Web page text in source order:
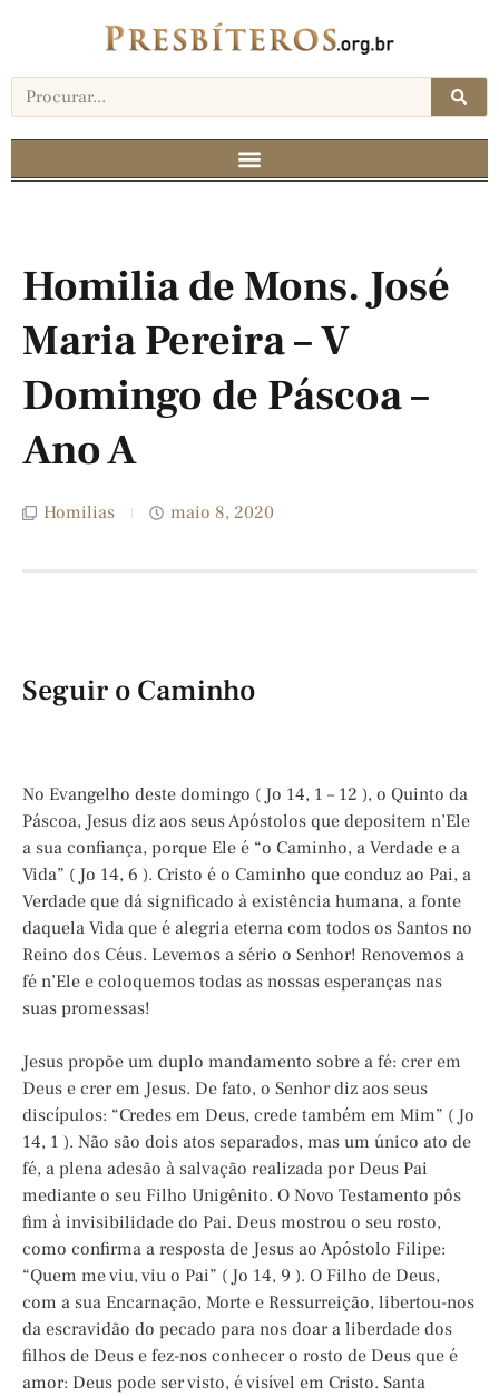
Homilia de Mons. José
Maria Pereira – V
Domingo de Páscoa –
Ano A
Homilias maio 8, 2020
Seguir o Caminho
No Evangelho deste domingo ( Jo 14, 1 – 12 ), o Quinto da
Páscoa, Jesus diz aos seus Apóstolos que depositem n’Ele
a sua confiança, porque Ele é “o Caminho, a Verdade e a
Vida” ( Jo 14, 6 ). Cristo é o Caminho que conduz ao Pai, a
Verdade que dá significado à existência humana, a fonte
daquela Vida que é alegria eterna com todos os Santos no
Reino dos Céus. Levemos a sério o Senhor! Renovemos a
fé n’Ele e coloquemos todas as nossas esperanças nas
suas promessas!
Jesus propõe um duplo mandamento sobre a fé: crer em
Deus e crer em Jesus. De fato, o Senhor diz aos seus
discípulos: “Credes em Deus, crede também em Mim” ( Jo
14, 1 ). Não são dois atos separados, mas um único ato de
fé, a plena adesão à salvação realizada por Deus Pai
mediante o seu Filho Unigênito. O Novo Testamento pôs
fim à invisibilidade do Pai. Deus mostrou o seu rosto,
como confirma a resposta de Jesus ao Apóstolo Filipe:
“Quem me viu, viu o Pai” ( Jo 14, 9 ). O Filho de Deus,
com a sua Encarnação, Morte e Ressurreição, libertou-nos
da escravidão do pecado para nos doar a liberdade dos
filhos de Deus e fez-nos conhecer o rosto de Deus que é
amor: Deus pode ser visto, é visível em Cristo. Santa